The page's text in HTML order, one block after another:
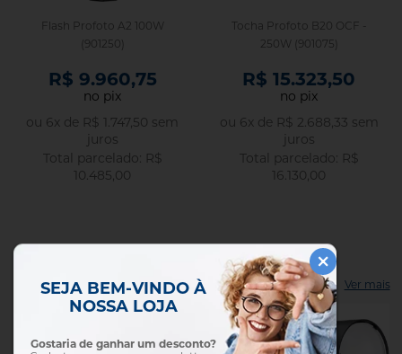
Flash Profoto A2 100W
(901250)
R$
10.485,00
ou 6x de R$ 1.747,50 sem
juros
R$ 9.960,75
no pix
Tocha Profoto B20 OCF -
250W (901075)
R$
16.130,00
ou 6x de R$ 2.688,33 sem
juros
R$ 15.323,50
no pix
MAIS VENDIDOS
Ver mais
SEJA BEM-VINDO À
NOSSA LOJA
Gostaria de ganhar um desconto?